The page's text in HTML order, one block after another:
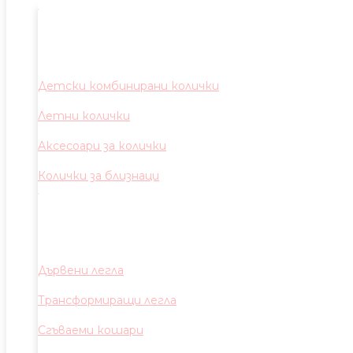
Детски комбинирани колички
Летни колички
Аксесоари за колички
Колички за близнаци
Дървени легла
Трансформиращи легла
Сгъваеми кошари